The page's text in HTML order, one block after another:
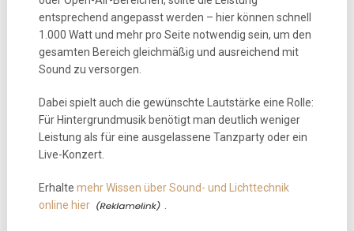
entsprechend angepasst werden – hier können schnell
1.000 Watt und mehr pro Seite notwendig sein, um den
gesamten Bereich gleichmäßig und ausreichend mit
Sound zu versorgen.
Dabei spielt auch die gewünschte Lautstärke eine Rolle:
Für Hintergrundmusik benötigt man deutlich weniger
Leistung als für eine ausgelassene Tanzparty oder ein
Live-Konzert.
Erhalte mehr Wissen über Sound- und Lichttechnik
online hier